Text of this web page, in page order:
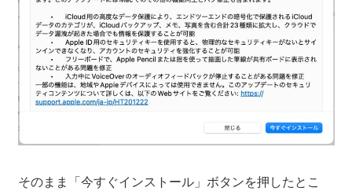
そのまま「今すぐインストール」ボタンを押したとこ